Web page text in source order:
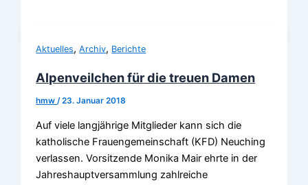
Aktuelles,Archiv, Berichte
Alpenveilchen für die treuen Damen
hmw/23. Januar 2018
Auf viele langjährige Mit­glieder kann sich die
katholi­sche Frauengemeinschaft (KFD) Neuching
verlassen. Vorsitzende Monika Mair ehrte in der
Jahreshauptver­sammlung zahlreiche